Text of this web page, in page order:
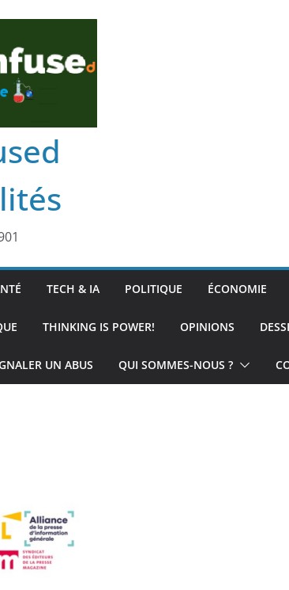
TECH & IA POLITIQUE ÉCONOMIE
THINKING IS POWER! OPINIONS
UN ABUS QUI SOMMES-NOUS ?